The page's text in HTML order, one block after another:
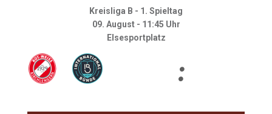
Kreisliga B - 1. Spieltag
09. August - 11:45 Uhr
Elsesportplatz
: